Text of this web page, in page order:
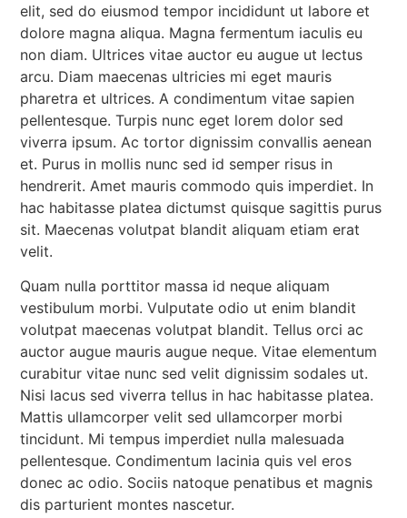
elit, sed do eiusmod tempor incididunt ut labore et
dolore magna aliqua. Magna fermentum iaculis eu
non diam. Ultrices vitae auctor eu augue ut lectus
arcu. Diam maecenas ultricies mi eget mauris
pharetra et ultrices. A condimentum vitae sapien
pellentesque. Turpis nunc eget lorem dolor sed
viverra ipsum. Ac tortor dignissim convallis aenean
et. Purus in mollis nunc sed id semper risus in
hendrerit. Amet mauris commodo quis imperdiet. In
hac habitasse platea dictumst quisque sagittis purus
sit. Maecenas volutpat blandit aliquam etiam erat
velit.
Quam nulla porttitor massa id neque aliquam
vestibulum morbi. Vulputate odio ut enim blandit
volutpat maecenas volutpat blandit. Tellus orci ac
auctor augue mauris augue neque. Vitae elementum
curabitur vitae nunc sed velit dignissim sodales ut.
Nisi lacus sed viverra tellus in hac habitasse platea.
Mattis ullamcorper velit sed ullamcorper morbi
tincidunt. Mi tempus imperdiet nulla malesuada
pellentesque. Condimentum lacinia quis vel eros
donec ac odio. Sociis natoque penatibus et magnis
dis parturient montes nascetur.